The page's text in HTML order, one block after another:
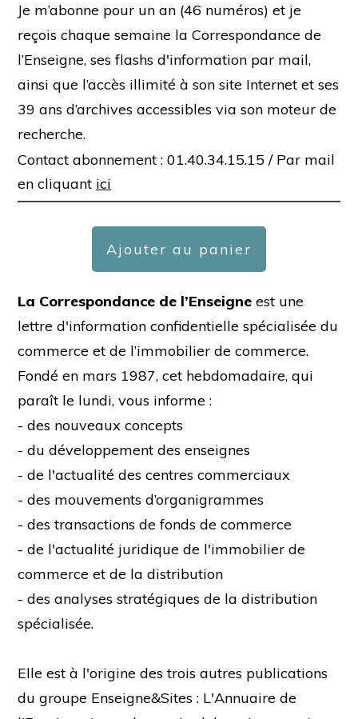
Je m’abonne pour un an (46 numéros) et je
reçois chaque semaine la Correspondance de
l’Enseigne, ses flashs d'information par mail,
ainsi que l’accès illimité à son site Internet et ses
39 ans d’archives accessibles via son moteur de
recherche.
Contact abonnement : 01.40.34.15.15 / Par mail
en cliquant ici
Ajouter au panier
La Correspondance de l’Enseigne est une
lettre d'information confidentielle spécialisée du
commerce et de l’immobilier de commerce.
Fondé en mars 1987, cet hebdomadaire, qui
paraît le lundi, vous informe :
- des nouveaux concepts
- du développement des enseignes
- de l'actualité des centres commerciaux
- des mouvements d’organigrammes
- des transactions de fonds de commerce
- de l'actualité juridique de l'immobilier de
commerce et de la distribution
- des analyses stratégiques de la distribution
spécialisée.
Elle est à l'origine des trois autres publications
du groupe Enseigne&Sites : L'Annuaire de